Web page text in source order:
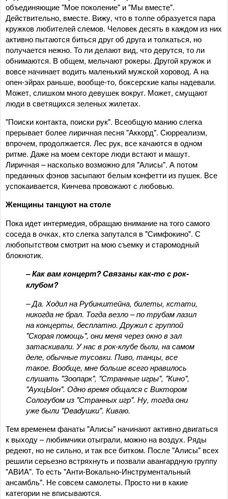
объединяющие "Мое поколение" и "Мы вместе".
Действительно, вместе. Вижу, что в толпе образуется пара
кружков любителей слемов. Человек десять в каждом из них
активно пытаются биться друг об друга и толкаться, но
получается нежно. То ли делают вид, что дерутся, то ли
обнимаются. В общем, мельчают рокеры. Другой кружок и
вовсе начинает водить маленький мужской хоровод. А на
опен-эйрах раньше, вообще-то, боксерские капы надевали.
Может, слишком много девушек вокруг. Может, смущают
люди в светящихся зеленых жилетах.
"Поиски контакта, поиски рук". Всеобщую манию слегка
прерывает более лиричная песня "Аккорд". Сюрреализм,
впрочем, продолжается. Лес рук, все качаются в одном
ритме. Даже на моем секторе люди встают и машут.
Лиричная – насколько возможно для "Алисы". А потом
преданных фэнов засыпают белым конфетти из пушек. Все
успокаивается, Кинчева провожают с любовью.
Женщины танцуют на столе
Пока идет интермедия, обращаю внимание на того самого
соседа в очках, кто слегка запутался в "Симфокино". С
любопытством смотрит на мою съемку и старомодный
блокнотик.
– Как вам концерт? Связаны как-то с рок-
клубом?
– Да. Ходил на Рубинштейна, билеты, кстати,
никогда не брал. Тогда везло – по трубам лазил
на концерты, бесплатно. Дружил с группой
"Скорая помощь", они меня через окно в зал
затаскивали. У нас в рок-клубе были, на самом
деле, обычные тусовки. Пиво, танцы, все
такое. Вообще, мне больше всего нравилось
слушать "Зоопарк", "Странные игры", "Кино",
"АукцЫон". Одно время общался с Виктором
Сологубом из "Странных игр". Ну, тогда они
уже были "Deadушки". Киваю.
Тем временем фанаты "Алисы" начинают активно двигаться
к выходу – любимчики отыграли, можно на воздух. Ряды
редеют, но не сильно, и так все битком. После "Алисы" всех
решили серьезно встряхнуть и позвали авангардную группу
"АВИА". То есть "Анти-Вокально-Инструментальный
ансамбль". Не совсем самолеты. Просто ни в какие
категории не вписываются.